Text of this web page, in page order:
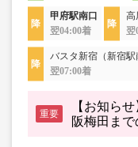
甲府駅南口
翌04:00着
高
翌
バスタ新宿（新宿
翌07:00着
重要
【お知ら
阪梅田ま